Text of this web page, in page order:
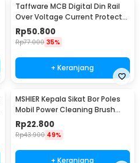
Taffware MCB Digital Din Rail
Over Voltage Current Protector
220V 40A - VAP-2P
Rp50.800
Rp77.000 35%
+ Keranjang
MSHIER Kepala Sikat Bor Poles
Mobil Power Cleaning Brush
Head 3 PCS - DB003B
Rp22.800
Rp43.900 49%
+ Keranjang